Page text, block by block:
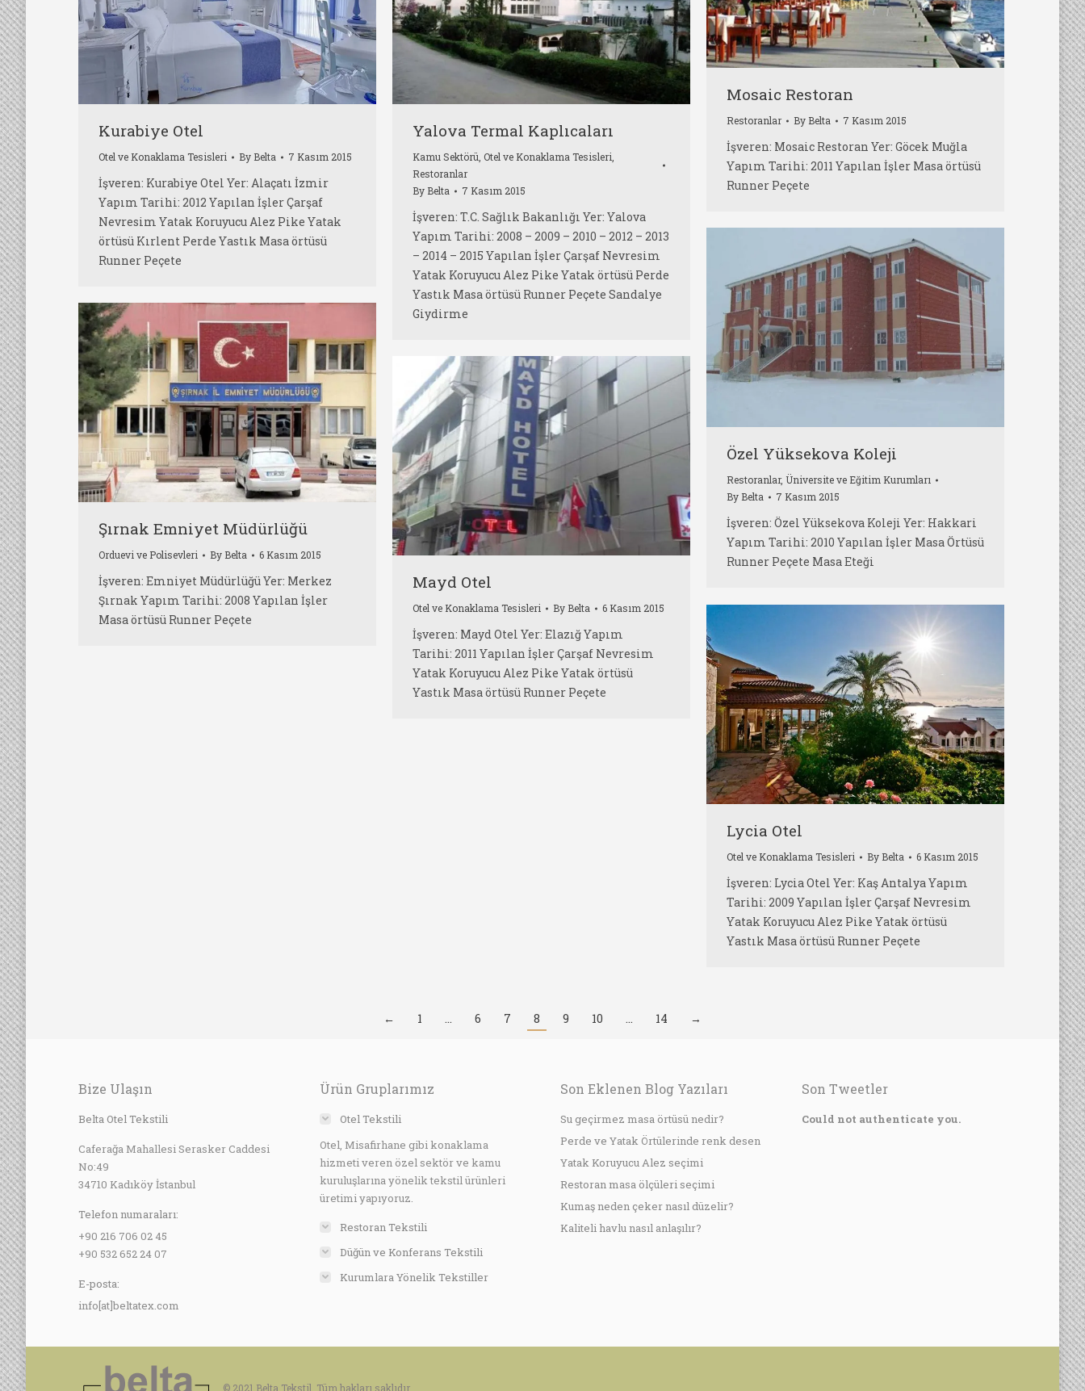
Mosaic Restoran
Restoranlar By Belta 7 Kasım 2015
İşveren: Mosaic Restoran Yer: Göcek Muğla
Yapım Tarihi: 2011 Yapılan İşler Masa örtüsü
Runner Peçete
Kurabiye Otel
Otel ve Konaklama Tesisleri By Belta 7 Kasım 2015
İşveren: Kurabiye Otel Yer: Alaçatı İzmir
Yapım Tarihi: 2012 Yapılan İşler Çarşaf
Nevresim Yatak Koruyucu Alez Pike Yatak
örtüsü Kırlent Perde Yastık Masa örtüsü
Runner Peçete
Yalova Termal Kaplıcaları
Kamu Sektörü, Otel ve Konaklama Tesisleri,
Restoranlar
By Belta 7 Kasım 2015
İşveren: T.C. Sağlık Bakanlığı Yer: Yalova
Yapım Tarihi: 2008 – 2009 – 2010 – 2012 – 2013
– 2014 – 2015 Yapılan İşler Çarşaf Nevresim
Yatak Koruyucu Alez Pike Yatak örtüsü Perde
Yastık Masa örtüsü Runner Peçete Sandalye
Giydirme
Özel Yüksekova Koleji
Restoranlar, Üniversite ve Eğitim Kurumları
By Belta 7 Kasım 2015
İşveren: Özel Yüksekova Koleji Yer: Hakkari
Yapım Tarihi: 2010 Yapılan İşler Masa Örtüsü
Runner Peçete Masa Eteği
Şırnak Emniyet Müdürlüğü
Orduevi ve Polisevleri By Belta 6 Kasım 2015
İşveren: Emniyet Müdürlüğü Yer: Merkez
Şırnak Yapım Tarihi: 2008 Yapılan İşler
Masa örtüsü Runner Peçete
Mayd Otel
Otel ve Konaklama Tesisleri By Belta 6 Kasım 2015
İşveren: Mayd Otel Yer: Elazığ Yapım
Tarihi: 2011 Yapılan İşler Çarşaf Nevresim
Yatak Koruyucu Alez Pike Yatak örtüsü
Yastık Masa örtüsü Runner Peçete
Lycia Otel
Otel ve Konaklama Tesisleri By Belta 6 Kasım 2015
İşveren: Lycia Otel Yer: Kaş Antalya Yapım
Tarihi: 2009 Yapılan İşler Çarşaf Nevresim
Yatak Koruyucu Alez Pike Yatak örtüsü
Yastık Masa örtüsü Runner Peçete
← 1 … 6 7 8 9 10 … 14 →
Bize Ulaşın
Belta Otel Tekstili
Caferağa Mahallesi Serasker Caddesi
No:49
34710 Kadıköy İstanbul
Telefon numaraları:
+90 216 706 02 45
+90 532 652 24 07
E-posta:
info[at]beltatex.com
Ürün Gruplarımız
Otel Tekstili
Otel, Misafirhane gibi konaklama
hizmeti veren özel sektör ve kamu
kuruluşlarına yönelik tekstil ürünleri
üretimi yapıyoruz.
Restoran Tekstili
Düğün ve Konferans Tekstili
Kurumlara Yönelik Tekstiller
Son Eklenen Blog Yazıları
Su geçirmez masa örtüsü nedir?
Perde ve Yatak Örtülerinde renk desen
Yatak Koruyucu Alez seçimi
Restoran masa ölçüleri seçimi
Kumaş neden çeker nasıl düzelir?
Kaliteli havlu nasıl anlaşılır?
Son Tweetler
Could not authenticate you.
© 2021 Belta Tekstil. Tüm hakları saklıdır.